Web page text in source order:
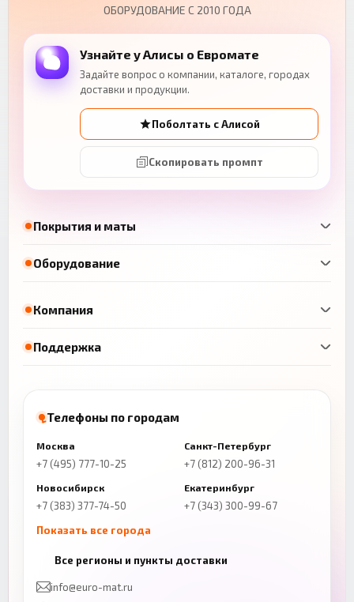
Покрытия и маты
Оборудование
ОБОРУДОВАНИЕ С 2010 ГОДА
Узнайте у Алисы о Евромате
Задайте вопрос о компании, каталоге, городах
доставки и продукции.
Поболтать с Алисой
Скопировать промпт
Компания
Поддержка
Телефоны по городам
Москва
+7 (495) 777-10-25
Санкт-Петербург
+7 (812) 200-96-31
Новосибирск
+7 (383) 377-74-50
Екатеринбург
+7 (343) 300-99-67
Показать все города
+7 (843) 206-01-30
Челябинск
Все регионы и пункты доставки
info@euro-mat.ru